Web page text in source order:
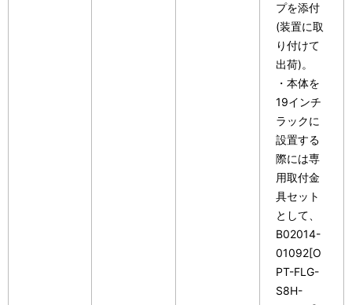
プを添付
(装置に取
り付けて
出荷)。
・本体を
19インチ
ラックに
設置する
際には専
用取付金
具セット
として、
B02014-
01092[O
PT-FLG-
S8H-